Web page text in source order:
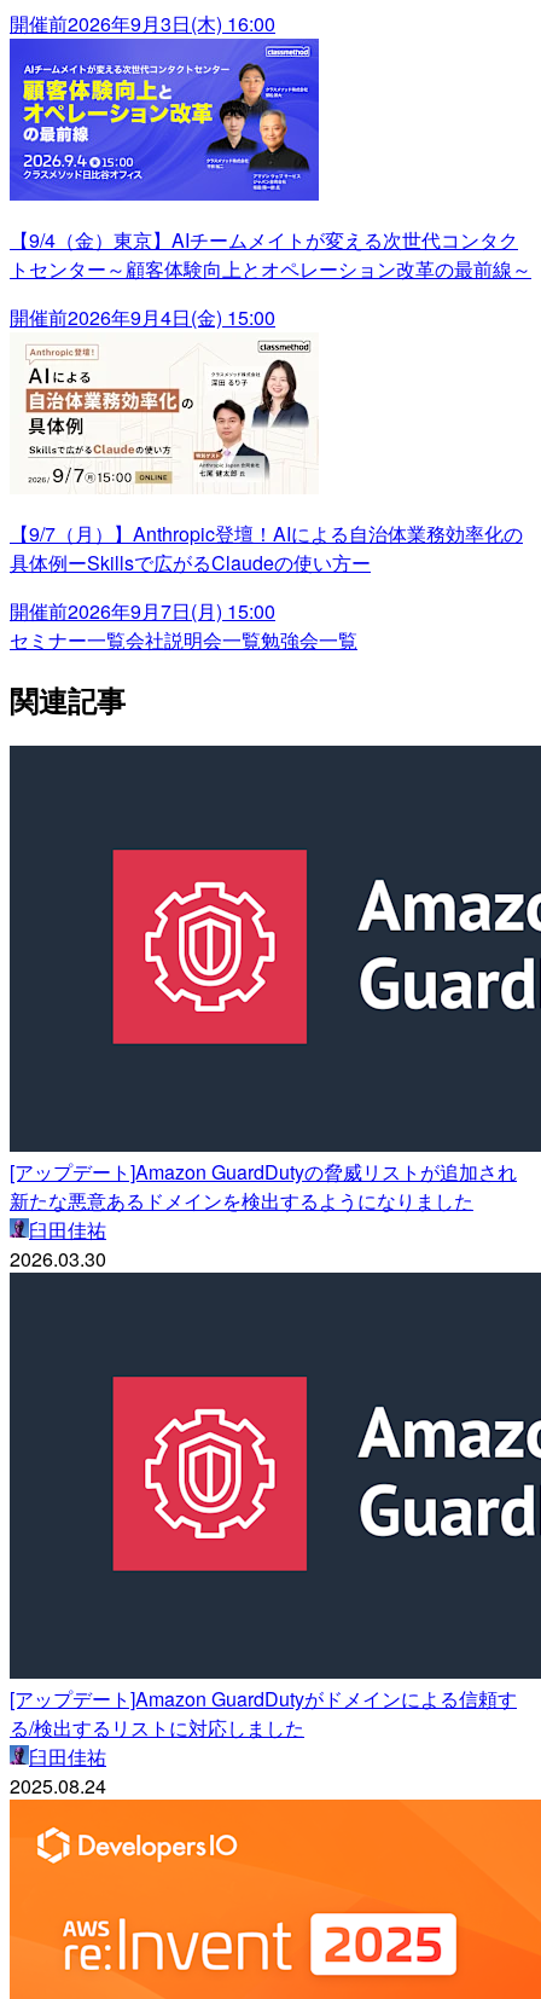
開催前2026年9月3日(木) 16:00
【9/4（金）東京】AIチームメイトが変える次世代コンタク
トセンター～顧客体験向上とオペレーション改革の最前線～
開催前2026年9月4日(金) 15:00
【9/7（月）】Anthropic登壇！AIによる自治体業務効率化の
具体例ーSkillsで広がるClaudeの使い方ー
開催前2026年9月7日(月) 15:00
セミナー一覧会社説明会一覧勉強会一覧
関連記事
[アップデート]Amazon GuardDutyの脅威リストが追加され
新たな悪意あるドメインを検出するようになりました
臼田佳祐
2026.03.30
[アップデート]Amazon GuardDutyがドメインによる信頼す
る/検出するリストに対応しました
臼田佳祐
2025.08.24